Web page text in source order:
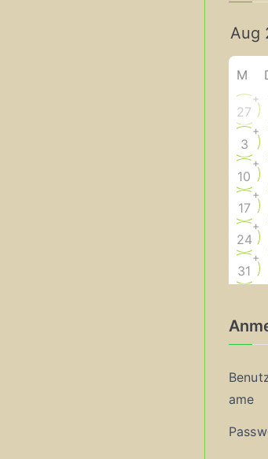
v
M
27
+
3
+
10
+
17
+
24
+
31
+
ame